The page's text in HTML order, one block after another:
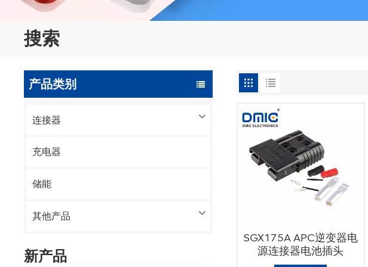
搜索
产品类别
连接器
充电器
储能
其他产品
新产品
SGX175A APC逆变器电
源连接器电池插头